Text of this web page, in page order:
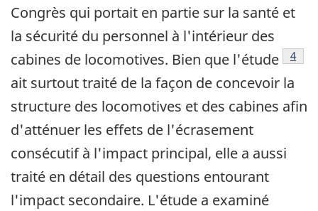
Congrès qui portait en partie sur la santé et
la sécurité du personnel à l'intérieur des
cabines de locomotives. Bien que l'étude
Note
4
ait surtout traité de la façon de concevoir la
structure des locomotives et des cabines afin
d'atténuer les effets de l'écrasement
consécutif à l'impact principal, elle a aussi
traité en détail des questions entourant
l'impact secondaire. L'étude a examiné